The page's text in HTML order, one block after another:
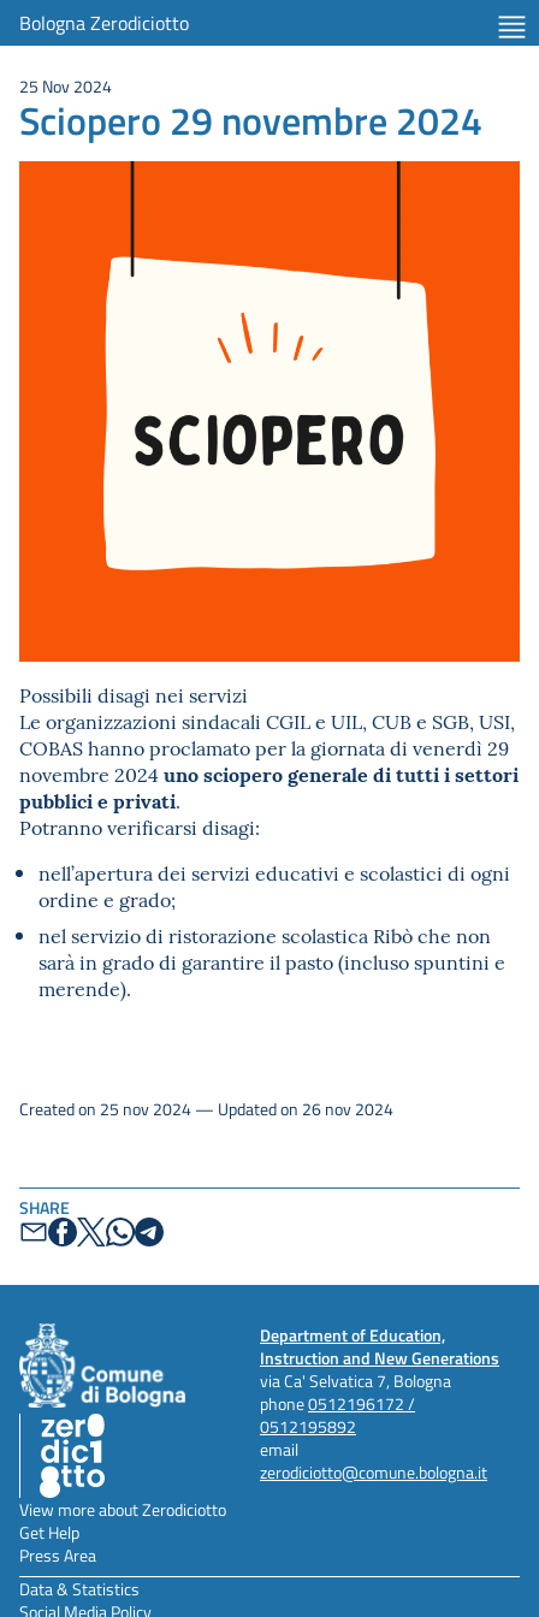
Bologna Zerodiciotto
SHARE
25 Nov 2024
Sciopero 29 novembre 2024
Possibili disagi nei servizi
Le organizzazioni sindacali CGIL e UIL, CUB e SGB, USI,
COBAS hanno proclamato per la giornata di venerdì 29
novembre 2024uno sciopero generale di tutti i settori
pubblici e privati.
Potranno verificarsi disagi:
nell’apertura dei servizi educativi e scolastici di ogni
ordine e grado;
nel servizio di ristorazione scolastica Ribò che non
sarà in grado di garantire il pasto (incluso spuntini e
merende).
Created on 25 nov 2024 — Updated on 26 nov 2024
Department of Education,
Instruction and New Generations
via Ca' Selvatica 7, Bologna
phone0512196172 /
0512195892
email
zerodiciotto@comune.bologna.it
View more about Zerodiciotto
Get Help
Press Area
Data & Statistics
Social Media Policy